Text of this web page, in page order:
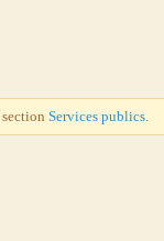
Services publics.